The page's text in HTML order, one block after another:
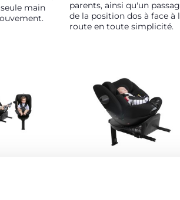
main
parents, ainsi qu'un
de la position dos à face à
route en toute simplicité.